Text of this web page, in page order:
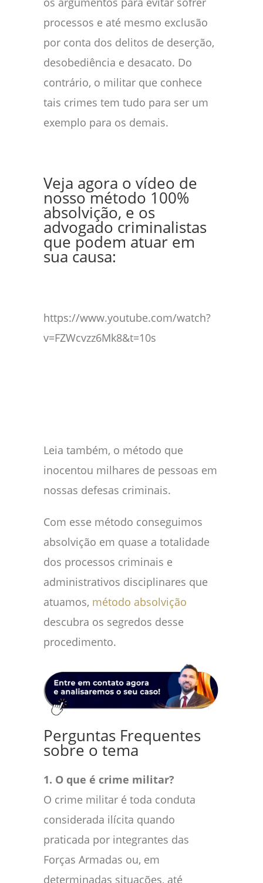
processos e até mesmo exclusão
por conta dos delitos de deserção,
desobediência e desacato. Do
contrário, o militar que conhece
tais crimes tem tudo para ser um
exemplo para os demais.
Veja agora o vídeo de
nosso método 100%
absolvição, e os
advogado criminalistas
que podem atuar em
sua causa:
https://www.youtube.com/watch?
v=FZWcvzz6Mk8&t=10s
Leia também, o método que
inocentou milhares de pessoas em
nossas defesas criminais.
Com esse método conseguimos
absolvição em quase a totalidade
dos processos criminais e
administrativos disciplinares que
atuamos, método absolvição
descubra os segredos desse
procedimento.
Perguntas Frequentes
sobre o tema
1. O que é crime militar?
O crime militar é toda conduta
considerada ilícita quando
praticada por integrantes das
Forças Armadas ou, em
determinadas situações, até